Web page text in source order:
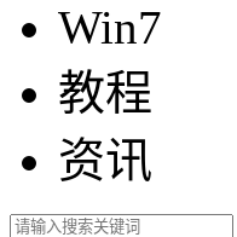
Win7
教程
资讯